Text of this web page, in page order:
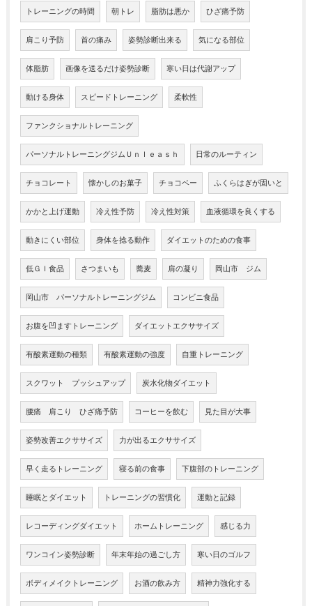
トレーニングの時間 朝トレ 脂肪は悪か ひざ痛予防
肩こり予防 首の痛み 姿勢診断出来る 気になる部位
体脂肪 画像を送るだけ姿勢診断 寒い日は代謝アップ
動ける身体 スピードトレーニング 柔軟性
ファンクショナルトレーニング
パーソナルトレーニングジムＵｎｌｅａｓｈ 日常のルーティン
チョコレート 懐かしのお菓子 チョコベー ふくらはぎが固いと
かかと上げ運動 冷え性予防 冷え性対策 血液循環を良くする
動きにくい部位 身体を捻る動作 ダイエットのための食事
低ＧＩ食品 さつまいも 蕎麦 肩の凝り 岡山市 ジム
岡山市 パーソナルトレーニングジム コンビニ食品
お腹を凹ますトレーニング ダイエットエクササイズ
有酸素運動の種類 有酸素運動の強度 自重トレーニング
スクワット プッシュアップ 炭水化物ダイエット
腰痛 肩こり ひざ痛予防 コーヒーを飲む 見た目が大事
姿勢改善エクササイズ 力が出るエクササイズ
早く走るトレーニング 寝る前の食事 下腹部のトレーニング
睡眠とダイエット トレーニングの習慣化 運動と記録
レコーディングダイエット ホームトレーニング 感じる力
ワンコイン姿勢診断 年末年始の過ごし方 寒い日のゴルフ
ボディメイクトレーニング お酒の飲み方 精神力強化する